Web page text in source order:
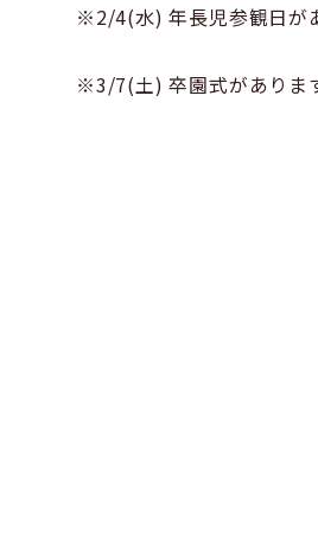
※2/4(水) 年長児参観日が
※3/7(土) 卒園式がありま